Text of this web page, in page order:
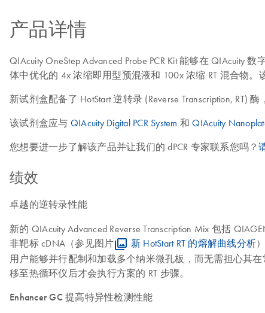
产品详情
QIAcuity OneStep Advanced Probe PCR Kit 能够在 QIAcuity
体中优化的 4x 浓缩即用型预混液和 100x 浓缩 RT 混合物
新试剂盒配备了 HotStart 逆转录 (Reverse Transcription, RT)
该试剂盒应与 QIAcuity Digital PCR System 和QIAcuity
您想要进一步了解该产品并让我们的 dPCR 专家联系您吗？
绩效
卓越的逆转录性能
新的 QIAcuity Advanced Reverse Transcription Mix 包括
非靶标 cDNA（参见图片
新 HotStart RT 的熔解曲线分析
用户能够并行配制和加载多个纳米微孔板，而无需担心其
移至热循环仪后才会执行方案的 RT 步骤。
Enhancer GC 提高特异性检测性能